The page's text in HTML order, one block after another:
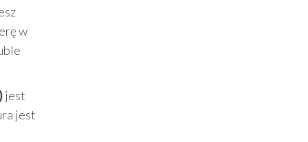
w
jest
jest